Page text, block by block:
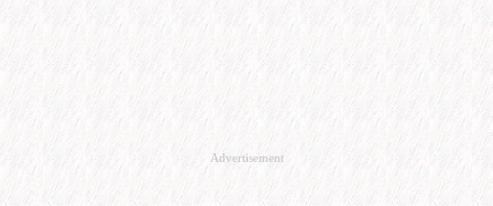
Advertisement